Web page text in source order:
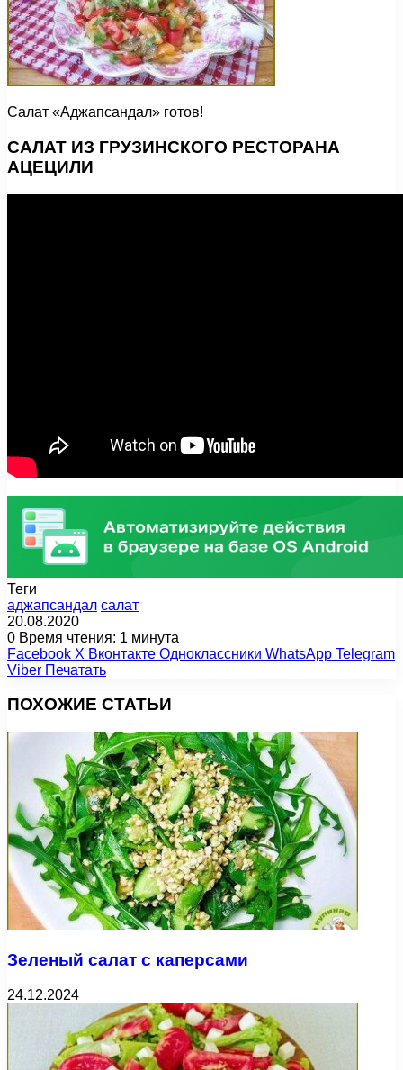
Салат «Аджапсандал» готов!
САЛАТ ИЗ ГРУЗИНСКОГО РЕСТОРАНА
АЦЕЦИЛИ
Теги
аджапсандал салат
20.08.2020
0 Время чтения: 1 минута
Facebook X Вконтакте Одноклассники WhatsApp Telegram
Viber Печатать
ПОХОЖИЕ СТАТЬИ
Зеленый салат с каперсами
24.12.2024